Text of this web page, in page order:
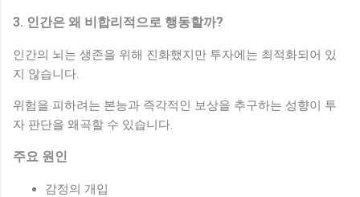
3. 인간은 왜 비합리적으로 행동할까?
인간의 뇌는 생존을 위해 진화했지만 투자에는 최적화되어 있
지 않습니다.
위험을 피하려는 본능과 즉각적인 보상을 추구하는 성향이 투
자 판단을 왜곡할 수 있습니다.
주요 원인
감정의 개입